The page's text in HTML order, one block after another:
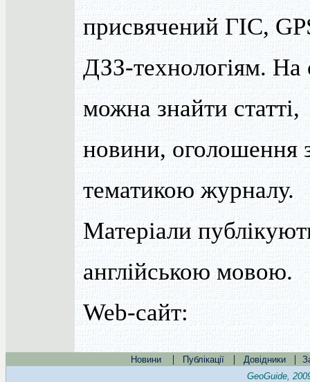
присвячений ГІС,
ДЗЗ-технологіям. На
можна знайти статті,
новини, оголошення
тематикою журналу.
Матеріали
англійською мовою.
Web-сайт:
Новини | Публікації | Довідники |
GeoGuide,